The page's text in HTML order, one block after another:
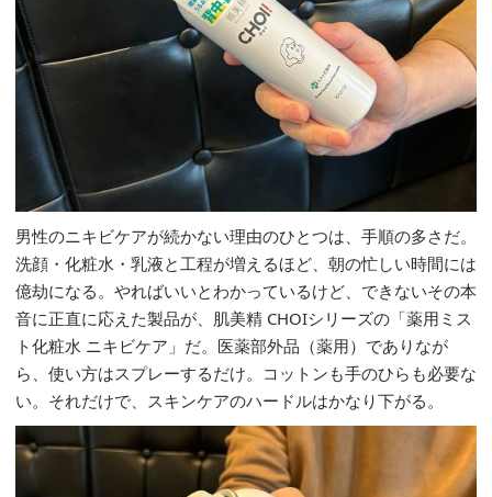
男性のニキビケアが続かない理由のひとつは、手順の多さだ。
洗顔・化粧水・乳液と工程が増えるほど、朝の忙しい時間には
億劫になる。やればいいとわかっているけど、できないその本
音に正直に応えた製品が、肌美精 CHOIシリーズの「薬用ミス
ト化粧水 ニキビケア」だ。医薬部外品（薬用）でありなが
ら、使い方はスプレーするだけ。コットンも手のひらも必要な
い。それだけで、スキンケアのハードルはかなり下がる。